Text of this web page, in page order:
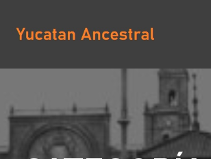
contenido
YUCATAN ANCESTRAL